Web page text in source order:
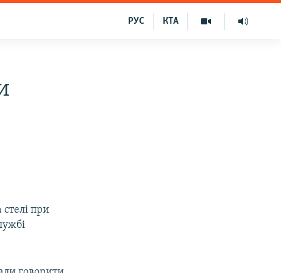
КТА
РУС
при